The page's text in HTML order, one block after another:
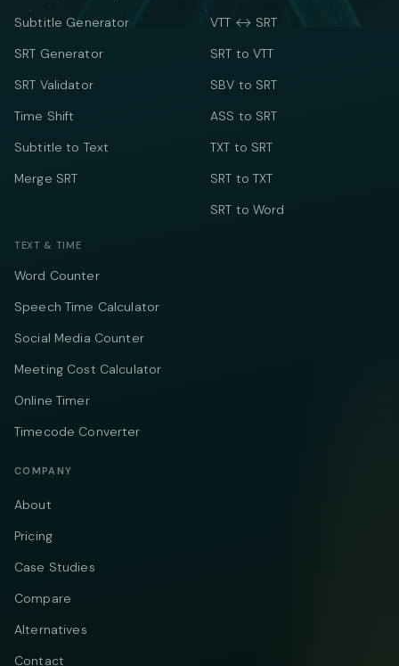
Subtitle Generator
SRT Generator
SRT Validator
Time Shift
Subtitle to Text
Merge SRT
VTT ↔ SRT
SRT to VTT
SBV to SRT
ASS to SRT
TXT to SRT
SRT to TXT
SRT to Word
TEXT & TIME
Word Counter
Speech Time Calculator
Social Media Counter
Meeting Cost Calculator
Online Timer
Timecode Converter
COMPANY
About
Pricing
Case Studies
Compare
Alternatives
Contact